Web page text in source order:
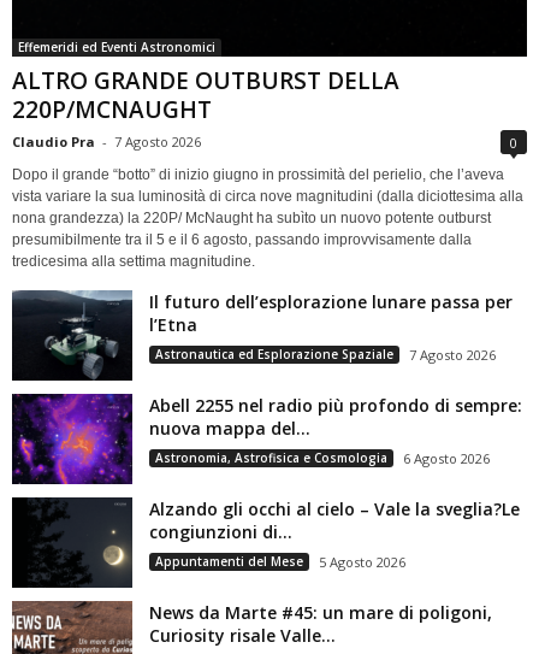
Effemeridi ed Eventi Astronomici
ALTRO GRANDE OUTBURST DELLA
220P/MCNAUGHT
Claudio Pra - 7 Agosto 2026 0
Dopo il grande “botto” di inizio giugno in prossimità del perielio, che l’aveva
vista variare la sua luminosità di circa nove magnitudini (dalla diciottesima alla
nona grandezza) la 220P/ McNaught ha subìto un nuovo potente outburst
presumibilmente tra il 5 e il 6 agosto, passando improvvisamente dalla
tredicesima alla settima magnitudine.
Il futuro dell’esplorazione lunare passa per
l’Etna
Astronautica ed Esplorazione Spaziale 7 Agosto 2026
Abell 2255 nel radio più profondo di sempre:
nuova mappa del...
Astronomia, Astrofisica e Cosmologia 6 Agosto 2026
Alzando gli occhi al cielo – Vale la sveglia?Le
congiunzioni di...
Appuntamenti del Mese 5 Agosto 2026
News da Marte #45: un mare di poligoni,
Curiosity risale Valle...